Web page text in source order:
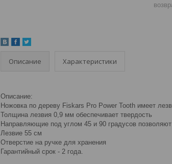
Описание Характеристики
Описание:
Ножовка по дереву Fiskars Pro Power Tooth имеет
Толщина лезвия 0,9 мм обеспечивает твердость
Направляющие под углом 45 и 90 градусов
Лезвие 55 см
Отверстие на ручке для хранения
Гарантийный срок - 2 года.